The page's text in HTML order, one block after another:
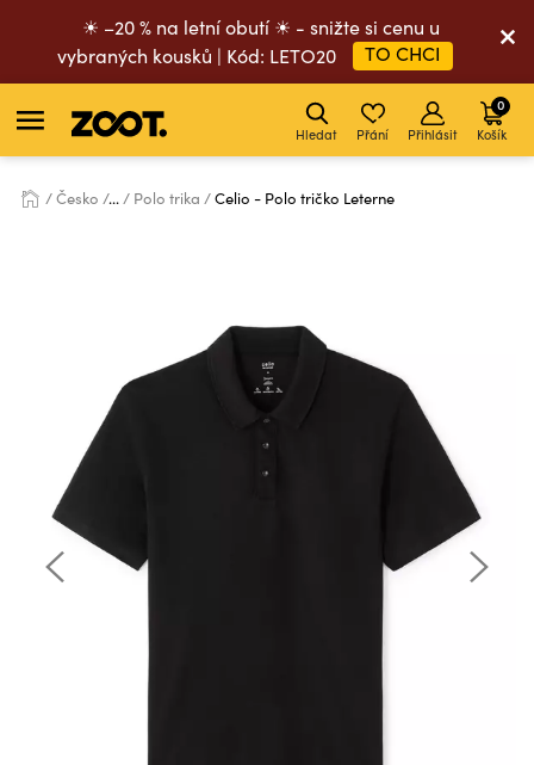
☀ –20 % na letní obutí ☀ - snižte si cenu u
vybraných kousků | Kód: LETO20
TO CHCI
Hledat Přání Přihlásit Košík
0
Česko ... Polo trika Celio - Polo tričko Leterne